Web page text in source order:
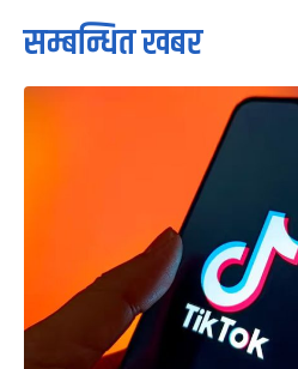
सम्बन्धित खबर